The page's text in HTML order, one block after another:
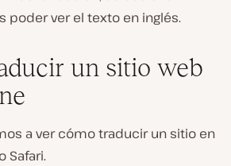
poder ver el texto en inglés.
un sitio web
a ver cómo traducir un sitio en
Safari.